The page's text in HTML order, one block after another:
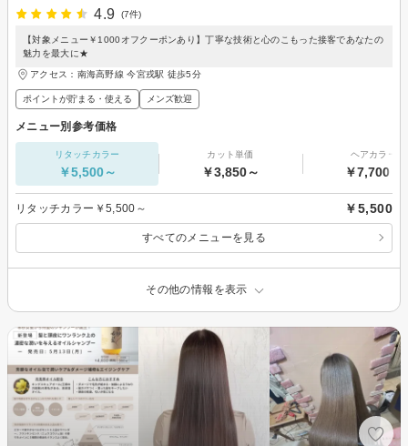
4.9
(7件)
【対象メニュー￥1000オフクーポンあり】丁寧な技術と心のこもった接客であなたの
魅力を最大に★
アクセス：南海高野線 今宮戎駅 徒歩5分
ポイントが貯まる・使える メンズ歓迎
メニュー別参考価格
リタッチカラー
￥5,500～
カット単価
￥3,850～
ヘアカラー
￥7,700～
リタッチカラー￥5,500～ ￥5,500
すべてのメニューを見る
その他の情報を表示